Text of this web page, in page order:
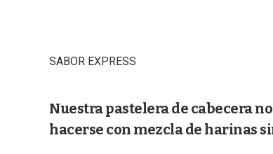
SABOR EXPRESS
Nuestra pastelera de cabecera
hacerse con mezcla de harinas